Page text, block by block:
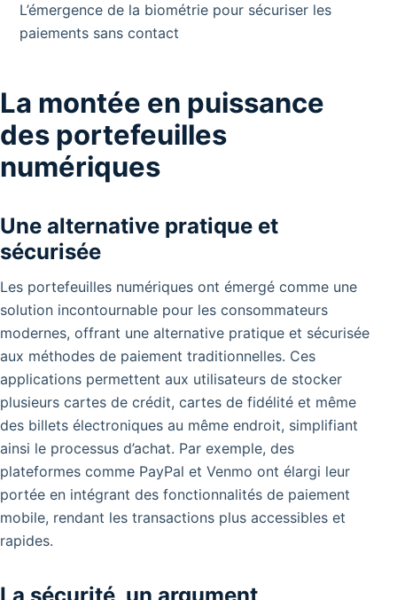
L’émergence de la biométrie pour sécuriser les
paiements sans contact
La montée en puissance
des portefeuilles
numériques
Une alternative pratique et
sécurisée
Les portefeuilles numériques ont émergé comme une
solution incontournable pour les consommateurs
modernes, offrant une alternative pratique et sécurisée
aux méthodes de paiement traditionnelles. Ces
applications permettent aux utilisateurs de stocker
plusieurs cartes de crédit, cartes de fidélité et même
des billets électroniques au même endroit, simplifiant
ainsi le processus d’achat. Par exemple, des
plateformes comme PayPal et Venmo ont élargi leur
portée en intégrant des fonctionnalités de paiement
mobile, rendant les transactions plus accessibles et
rapides.